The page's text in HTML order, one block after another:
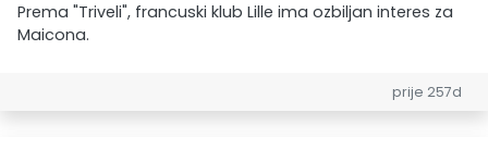
Prema "Triveli", francuski klub Lille ima ozbiljan interes za
Maicona.
prije 257d